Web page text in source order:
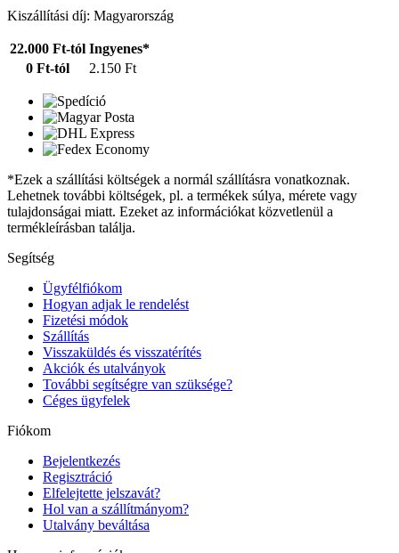
Kiszállítási díj: Magyarország
22.000 Ft-tól Ingyenes*
0 Ft-tól
2.150 Ft
*Ezek a szállítási költségek a normál szállításra vonatkoznak.
Lehetnek további költségek, pl. a termékek súlya, mérete vagy
tulajdonságai miatt. Ezeket az információkat közvetlenül a
termékleírásban találja.
Segítség
Ügyfélfiókom
Hogyan adjak le rendelést
Fizetési módok
Szállítás
Visszaküldés és visszatérítés
Akciók és utalványok
További segítségre van szüksége?
Céges ügyfelek
Fiókom
Bejelentkezés
Regisztráció
Elfelejtette jelszavát?
Hol van a szállítmányom?
Utalvány beváltása